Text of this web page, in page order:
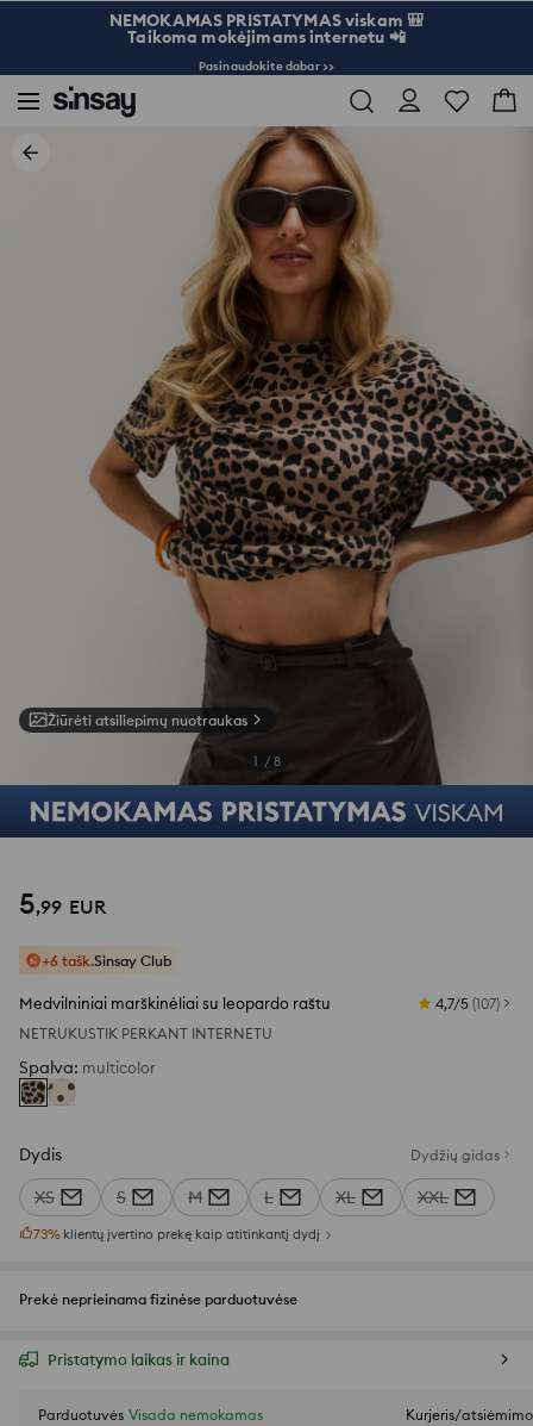
NEMOKAMAS PRISTATYMAS viskam 🎒
Taikoma mokėjimams internetu 📲
Pasinaudokite dabar >>
Žiūrėti atsiliepimų nuotraukas
1 / 8
5,99 EUR
+6 tašk.Sinsay Club
Medvilniniai marškinėliai su leopardo raštu 4,7/5 (107)
NETRUKUSTIK PERKANT INTERNETU
Spalva: multicolor
Dydis Dydžių gidas
XS S M L XL XXL
73% klientų įvertino prekę kaip atitinkantį dydį
Prekė neprieinama fizinėse parduotuvėse
Pristatymo laikas ir kaina
Parduotuvės Visada nemokamas
Kurjeris/